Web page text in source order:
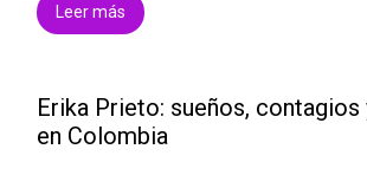
Leer más
Erika Prieto: sueños, contagios
en Colombia